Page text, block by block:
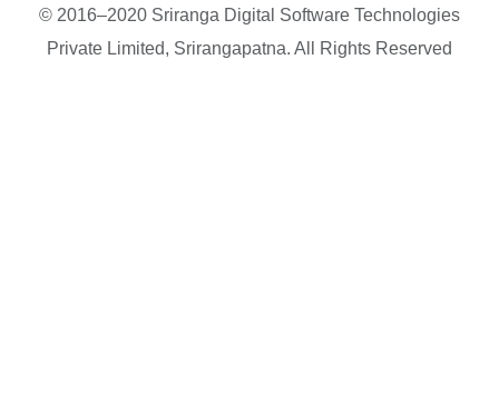
© 2016–2020 Sriranga Digital Software Technologies
Private Limited, Srirangapatna. All Rights Reserved